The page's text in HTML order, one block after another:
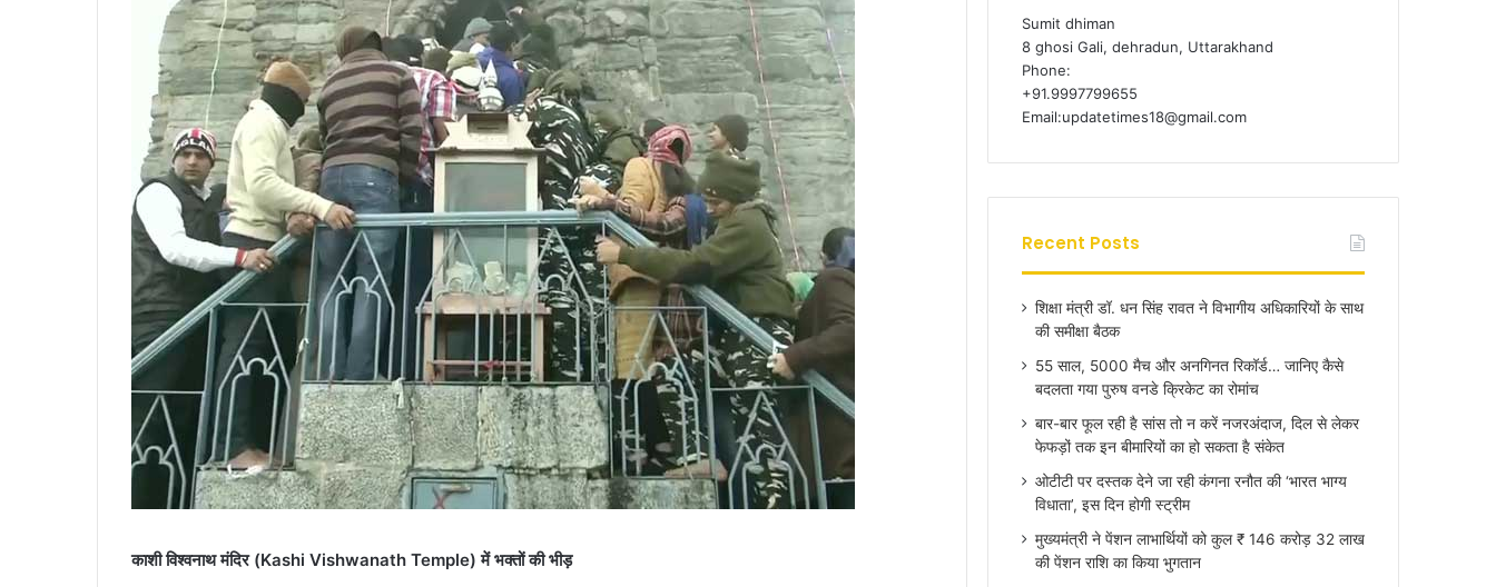
काशी विश्वनाथ मंदिर (Kashi Vishwanath Temple) में भक्तों की भीड़
Sumit dhiman
8 ghosi Gali, dehradun, Uttarakhand
Phone:
+91.9997799655
Email:updatetimes18@gmail.com
Recent Posts
शिक्षा मंत्री डॉ. धन सिंह रावत ने विभागीय अधिकारियों के साथ
की समीक्षा बैठक
55 साल, 5000 मैच और अनगिनत रिकॉर्ड… जानिए कैसे
बदलता गया पुरुष वनडे क्रिकेट का रोमांच
बार-बार फूल रही है सांस तो न करें नजरअंदाज, दिल से लेकर
फेफड़ों तक इन बीमारियों का हो सकता है संकेत
ओटीटी पर दस्तक देने जा रही कंगना रनौत की ‘भारत भाग्य
विधाता’, इस दिन होगी स्ट्रीम
मुख्यमंत्री ने पेंशन लाभार्थियों को कुल ₹ 146 करोड़ 32 लाख
की पेंशन राशि का किया भुगतान